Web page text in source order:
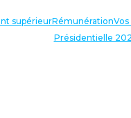
supérieurRémunération
Présidentielle